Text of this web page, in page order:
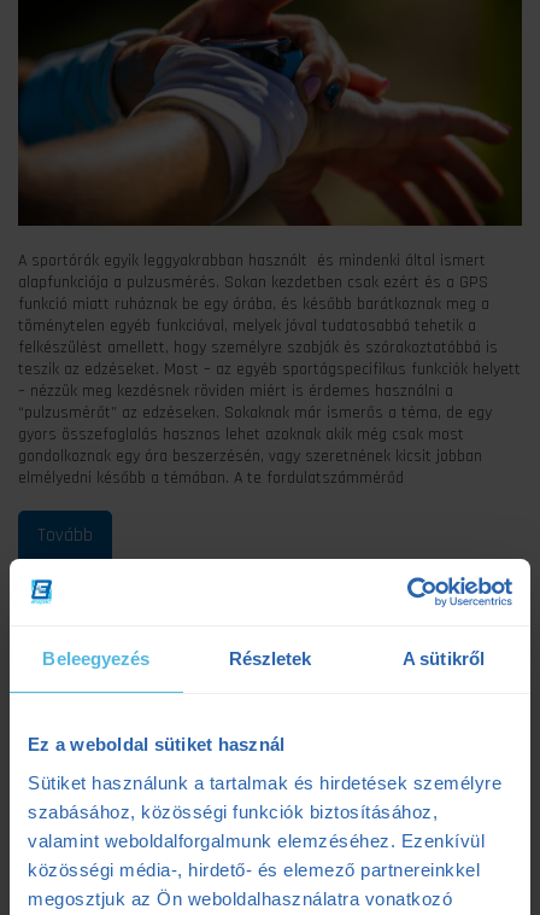
Beleegyezés Részletek A sütikről
Ez a weboldal sütiket használ
Sütiket használunk a tartalmak és hirdetések személyre
szabásához, közösségi funkciók biztosításához,
valamint weboldalforgalmunk elemzéséhez. Ezenkívül
közösségi média-, hirdető- és elemező partnereinkkel
megosztjuk az Ön weboldalhasználatra vonatkozó
A sportórák egyik leggyakrabban használt és mindenki által ismert
alapfunkciója a pulzusmérés. Sokan kezdetben csak ezért és a GPS
funkció miatt ruháznak be egy órába, és később barátkoznak meg a
töménytelen egyéb funkcióval, melyek jóval tudatosabbá tehetik a
felkészülést amellett, hogy személyre szabják és szórakoztatóbbá is
teszik az edzéseket. Most – az egyéb sportágspecifikus funkciók helyett
– nézzük meg kezdésnek röviden miért is érdemes használni a
“pulzusmérőt” az edzéseken. Sokaknak már ismerős a téma, de egy
gyors összefoglalás hasznos lehet azoknak akik még csak most
gondolkoznak egy óra beszerzésén, vagy szeretnének kicsit jobban
elmélyedni később a témában. A te fordulatszámmérőd
Kategóriák
#ensportarcok (5)
Balázs Bogi (futó)(1)
Bikefit(2)